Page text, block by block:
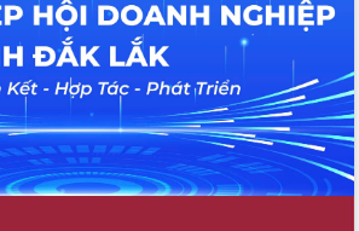
thúc đẩy
tại tỉnh
thực
công
đẩy mạnh